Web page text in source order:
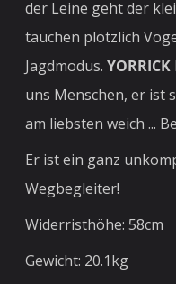
der Leine geht der
tauchen plötzlich
Jagdmodus.YORRICK
uns Menschen, er ist
am liebsten weich ...
Er ist ein ganz
Wegbegleiter!
Widerristhöhe: 58cm
Gewicht: 20.1kg